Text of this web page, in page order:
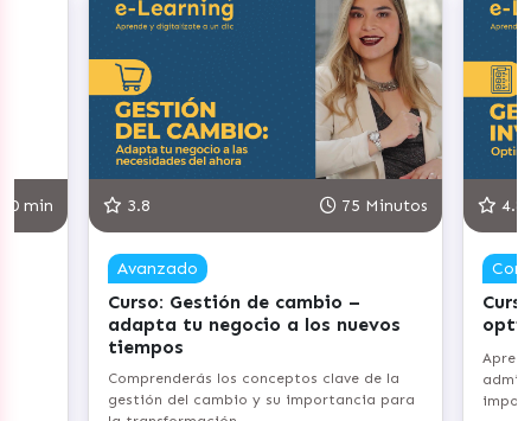
min 3.8 75 Minutos
Avanzado
Curso: Gestión de cambio –
adapta tu negocio a los nuevos
tiempos
Comprenderás los conceptos clave de la
gestión del cambio y su importancia para
4.8